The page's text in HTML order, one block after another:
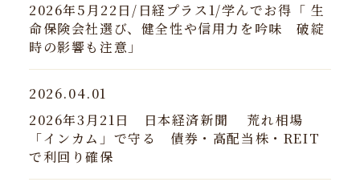
2026年5月22日/日経プラス1/学んでお得「 生
命保険会社選び、健全性や信用力を吟味 破綻
時の影響も注意」
2026.04.01
2026年3月21日 日本経済新聞 荒れ相場
「インカム」で守る 債券・高配当株・REIT
で利回り確保